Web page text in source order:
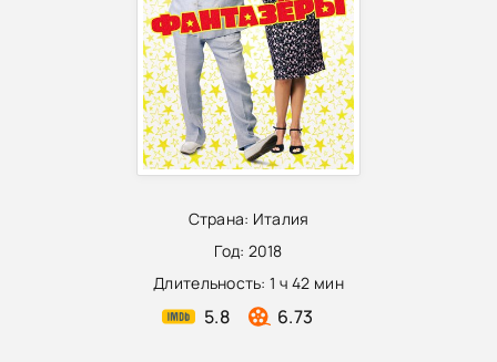
Страна: Италия
Год: 2018
Длительность:1 ч 42 мин
5.8 6.73